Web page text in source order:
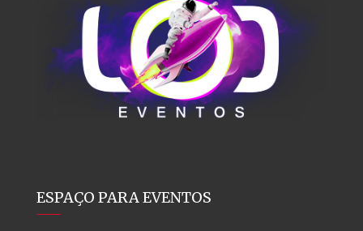
ESPAÇO PARA EVENTOS